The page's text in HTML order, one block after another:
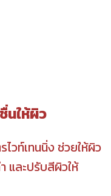
นให้ผิว
วท์เทนนิ่ง ช่วยให้ผิว
และปรับสีผิวให้